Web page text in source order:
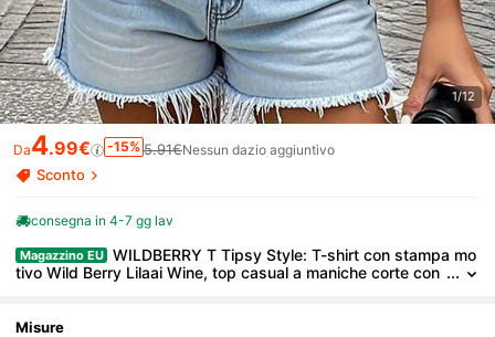
1/12
Da4.99€ -15% 5.91€Nessun dazio aggiuntivo
Sconto
consegna in 4-7 gg lav
Magazzino EU
WILDBERRY T Tipsy Style: T-shirt con stampa mo
tivo Wild Berry Lilaai Wine, top casual a maniche corte con
Misure